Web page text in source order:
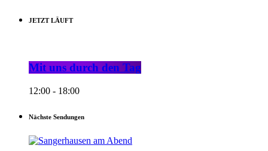
JETZT LÄUFT
Mit uns durch den Tag
12:00 - 18:00
Nächste Sendungen